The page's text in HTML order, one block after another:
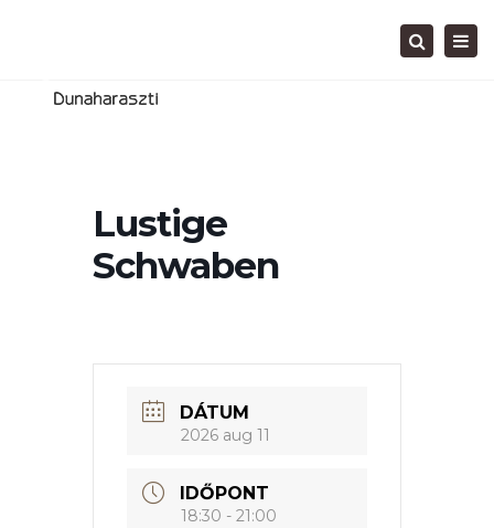
Search
Lustige
Schwaben
DÁTUM
2026 aug 11
IDŐPONT
18:30 - 21:00